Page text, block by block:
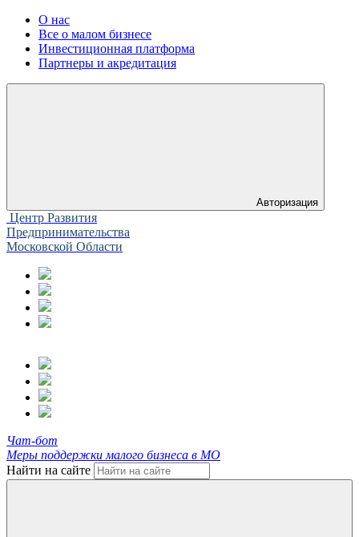
О нас
Все о малом бизнесе
Инвестиционная платформа
Партнеры и акредитация
Авторизация
Центр Развития
Предпринимательства
Московской Области
Чат-бот
Меры поддержки малого бизнеса в МО
Найти на сайте